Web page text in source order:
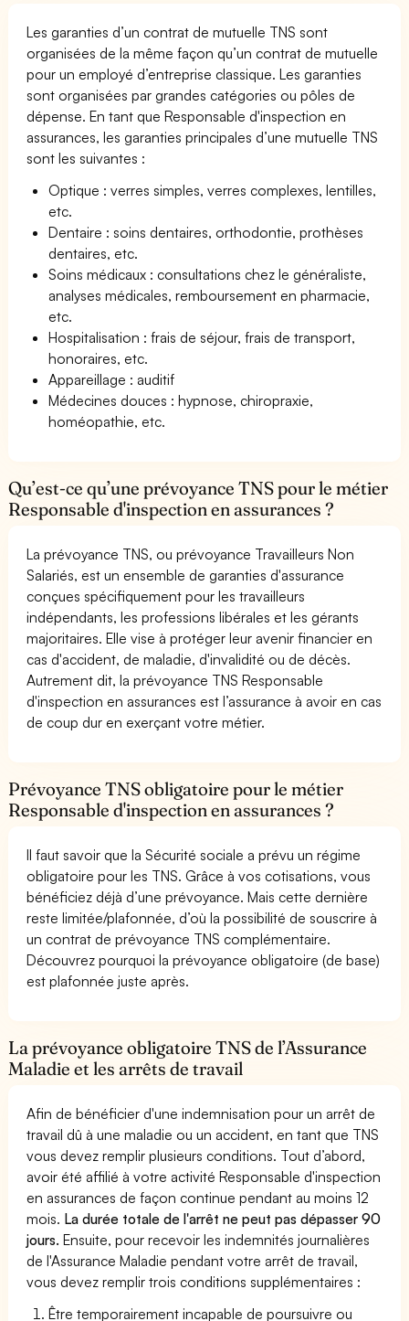
Les garanties d’un contrat de mutuelle TNS sont
organisées de la même façon qu’un contrat de mutuelle
pour un employé d’entreprise classique. Les garanties
sont organisées par grandes catégories ou pôles de
dépense. En tant que Responsable d'inspection en
assurances, les garanties principales d’une mutuelle TNS
sont les suivantes :
Optique : verres simples, verres complexes, lentilles,
etc.
Dentaire : soins dentaires, orthodontie, prothèses
dentaires, etc.
Soins médicaux : consultations chez le généraliste,
analyses médicales, remboursement en pharmacie,
etc.
Hospitalisation : frais de séjour, frais de transport,
honoraires, etc.
Appareillage : auditif
Médecines douces : hypnose, chiropraxie,
homéopathie, etc.
Qu’est-ce qu’une prévoyance TNS pour le métier
Responsable d'inspection en assurances ?
La prévoyance TNS, ou prévoyance Travailleurs Non
Salariés, est un ensemble de garanties d'assurance
conçues spécifiquement pour les travailleurs
indépendants, les professions libérales et les gérants
majoritaires. Elle vise à protéger leur avenir financier en
cas d'accident, de maladie, d'invalidité ou de décès.
Autrement dit, la prévoyance TNS Responsable
d'inspection en assurances est l’assurance à avoir en cas
de coup dur en exerçant votre métier.
Prévoyance TNS obligatoire pour le métier
Responsable d'inspection en assurances ?
Il faut savoir que la Sécurité sociale a prévu un régime
obligatoire pour les TNS. Grâce à vos cotisations, vous
bénéficiez déjà d’une prévoyance. Mais cette dernière
reste limitée/plafonnée, d’où la possibilité de souscrire à
un contrat de prévoyance TNS complémentaire.
Découvrez pourquoi la prévoyance obligatoire (de base)
est plafonnée juste après.
La prévoyance obligatoire TNS de l’Assurance
Maladie et les arrêts de travail
Afin de bénéficier d'une indemnisation pour un arrêt de
travail dû à une maladie ou un accident, en tant que TNS
vous devez remplir plusieurs conditions. Tout d’abord,
avoir été affilié à votre activité Responsable d'inspection
en assurances de façon continue pendant au moins 12
mois. La durée totale de l'arrêt ne peut pas dépasser 90
jours. Ensuite, pour recevoir les indemnités journalières
de l'Assurance Maladie pendant votre arrêt de travail,
vous devez remplir trois conditions supplémentaires :
Être temporairement incapable de poursuivre ou